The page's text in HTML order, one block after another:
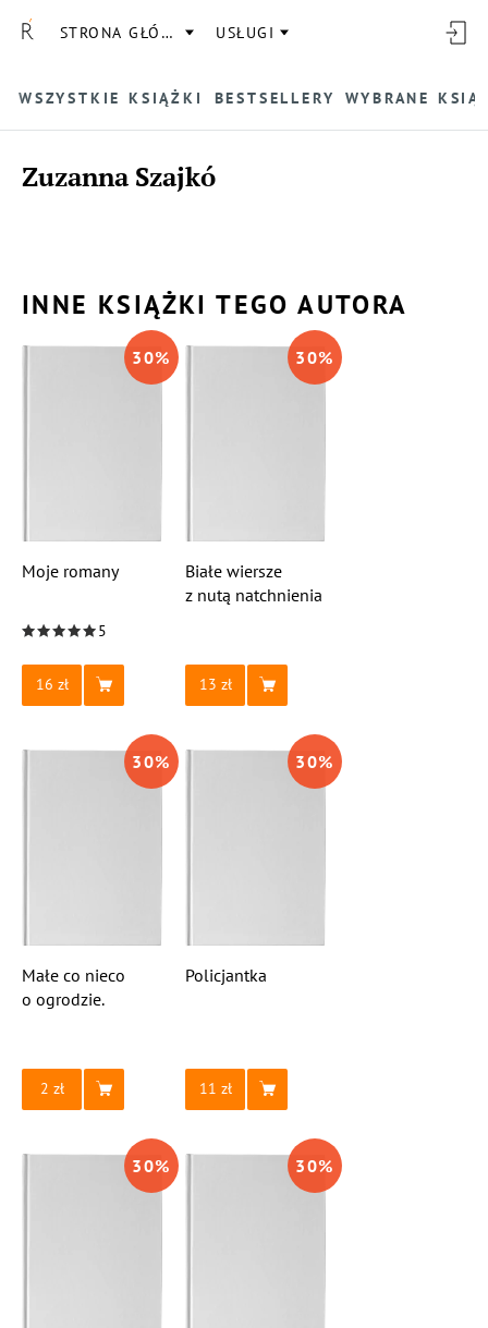
STRONA GŁÓWNA USŁUGI
WSZYSTKIE KSIĄŻKI BESTSELLERY WYBRANE
Zuzanna Szajkó
INNE KSIĄŻKI TEGO AUTORA
30%
Moje romany
5
16
30%
Białe wiersze
z nutą natchnienia
13
30%
Małe co nieco
o ogrodzie.
2
30%
Policjantka
11
30% 30%